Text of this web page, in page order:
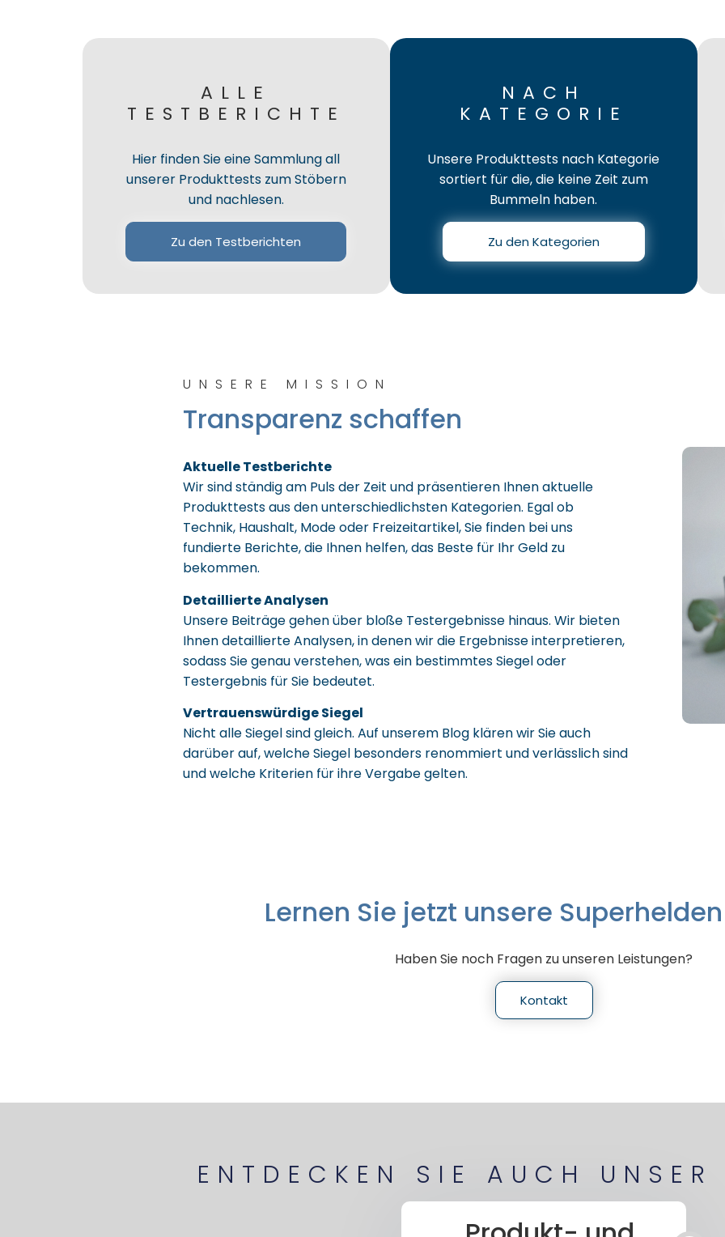
ALLE
TESTBERICHTE
Hier finden Sie eine Sammlung all
unserer Produkttests zum Stöbern
und nachlesen.
Zu den Testberichten
NACH
KATEGORIE
Unsere Produkttests nach Kategorie
sortiert für die, die keine Zeit zum
Bummeln haben.
Zu den Kategorien
UNSERE MISSION
Transparenz schaffen
Aktuelle Testberichte
Wir sind ständig am Puls der Zeit und präsentieren Ihnen aktuelle
Produkttests aus den unterschiedlichsten Kategorien. Egal ob
Technik, Haushalt, Mode oder Freizeitartikel, Sie finden bei uns
fundierte Berichte, die Ihnen helfen, das Beste für Ihr Geld zu
bekommen.
Detaillierte Analysen
Unsere Beiträge gehen über bloße Testergebnisse hinaus. Wir bieten
Ihnen detaillierte Analysen, in denen wir die Ergebnisse interpretieren,
sodass Sie genau verstehen, was ein bestimmtes Siegel oder
Testergebnis für Sie bedeutet.
Vertrauenswürdige Siegel
Nicht alle Siegel sind gleich. Auf unserem Blog klären wir Sie auch
darüber auf, welche Siegel besonders renommiert und verlässlich sind
und welche Kriterien für ihre Vergabe gelten.
Lernen Sie jetzt unsere
Haben Sie noch Fragen zu unseren Leistungen?
Kontakt
ENTDECKEN SIE AUCH UNSER